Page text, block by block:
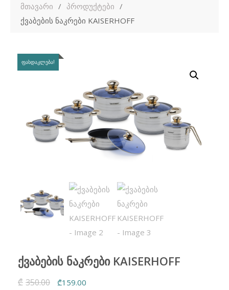
მთავარი
პროდუქტები
ქვაბების ნაკრები KAISERHOFF
ᲤᲐᲡᲓᲐᲙᲚᲔᲑᲐ!
ქვაბების ნაკრები KAISERHOFF
₾ 350.00
Original
₾159.00